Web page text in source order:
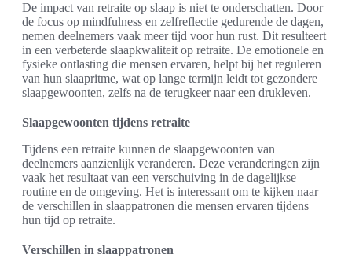
De impact van retraite op slaap is niet te onderschatten. Door
de focus op mindfulness en zelfreflectie gedurende de dagen,
nemen deelnemers vaak meer tijd voor hun rust. Dit resulteert
in een verbeterde slaapkwaliteit op retraite. De emotionele en
fysieke ontlasting die mensen ervaren, helpt bij het reguleren
van hun slaapritme, wat op lange termijn leidt tot gezondere
slaapgewoonten, zelfs na de terugkeer naar een drukleven.
Slaapgewoonten tijdens retraite
Tijdens een retraite kunnen de slaapgewoonten van
deelnemers aanzienlijk veranderen. Deze veranderingen zijn
vaak het resultaat van een verschuiving in de dagelijkse
routine en de omgeving. Het is interessant om te kijken naar
de verschillen in slaappatronen die mensen ervaren tijdens
hun tijd op retraite.
Verschillen in slaappatronen